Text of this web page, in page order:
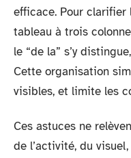
efficace. Pour clarifier
tableau à trois
le “de la” s’y
Cette organisation
visibles, et limite les
Ces astuces ne
de l’activité, du